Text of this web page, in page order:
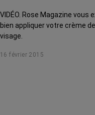
VIDÉO. Rose Magazine
bien appliquer votre crème
visage.
16 février 2015